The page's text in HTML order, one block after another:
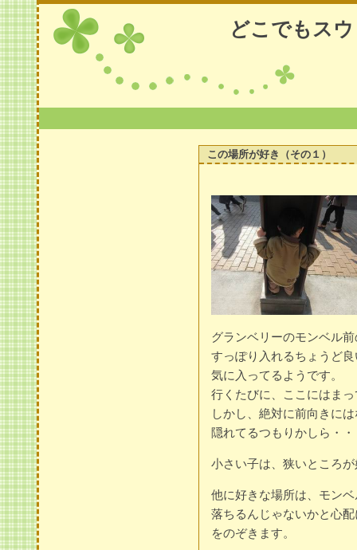
どこでもス
この場所が好き（その１）
グランベリーのモンベル
すっぽり入れるちょうど
気に入ってるようです。
行くたびに、ここにはま
しかし、絶対に前向きに
隠れてるつもりかしら・
小さい子は、狭いところ
他に好きな場所は、モン
落ちるんじゃないかと心
をのぞきます。